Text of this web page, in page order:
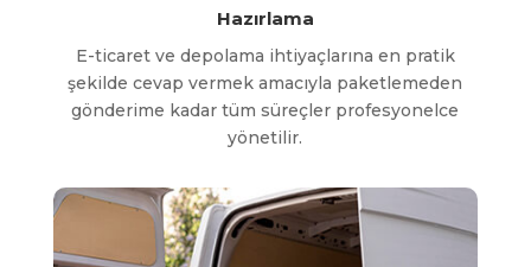
Hazırlama
E-ticaret ve depolama ihtiyaçlarına en pratik
şekilde cevap vermek amacıyla paketlemeden
gönderime kadar tüm süreçler profesyonelce
yönetilir.